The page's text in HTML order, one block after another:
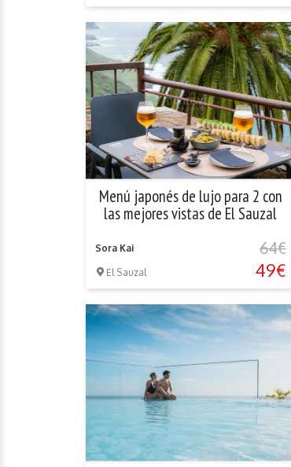
Menú japonés de lujo para 2 con
las mejores vistas de El Sauzal
Sora Kai
El Sauzal
64€
49€